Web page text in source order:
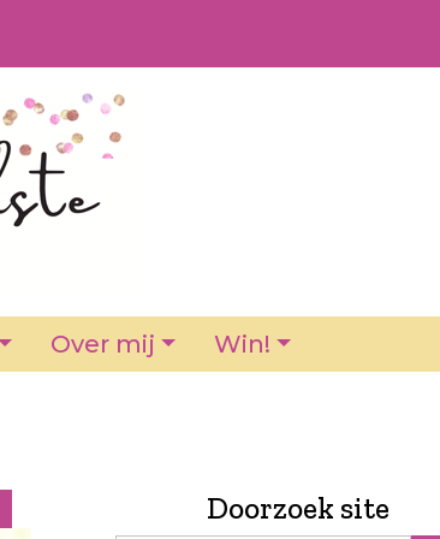
Over mij Win!
Doorzoek site